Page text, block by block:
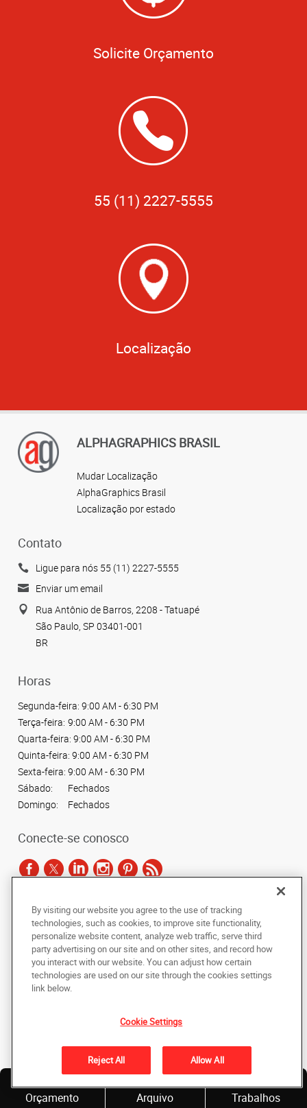
Orçamento
Arquivo
Trabalhos
Solicite Orçamento
55 (11) 2227-5555
Localização
ALPHAGRAPHICS BRASIL
Mudar Localização
AlphaGraphics Brasil
Localização por estado
Contato
Ligue para nós 55 (11) 2227-5555
Enviar um email
Rua Antônio de Barros, 2208 - Tatuapé
São Paulo, SP 03401-001
BR
Horas
Segunda-feira: 9:00 AM - 6:30 PM
Terça-feira: 9:00 AM - 6:30 PM
Quarta-feira: 9:00 AM - 6:30 PM
Quinta-feira: 9:00 AM - 6:30 PM
Sexta-feira: 9:00 AM - 6:30 PM
Sábado:
Fechados
Domingo:
Fechados
Conecte-se conosco
Copyright © 2024 AlphaGraphics Printshops do Brasil. Todos os direitos
reservados.
De volta ao topo
Política de Privacidade
De acordo com as leis de direitos autorais, esta documentação não pode ser
copiada, fotocopiada, reproduzida, traduzida ou reduzida a qualquer meio
eletrônico ou forma legível por máquina, no todo ou em parte, sem o
consentimento prévio por escrito da AlphaGraphics Brasil.
By visiting our website you agree to the use of tracking
technologies, such as cookies, to improve site functionality,
personalize website content, analyze web traffic, serve third
party advertising on our site and on other sites, and record how
you interact with our website. You can adjust how certain
technologies are used on our site through the cookies settings
link below.
Cookie Settings
Reject All Allow All